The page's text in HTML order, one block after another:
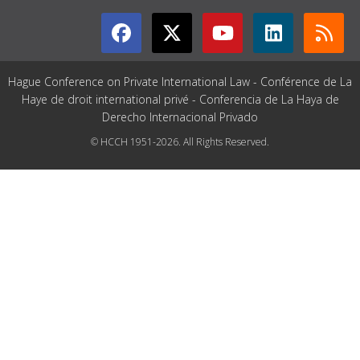
Hague Conference on Private International Law - Conférence de La
Haye de droit international privé - Conferencia de La Haya de
Derecho Internacional Privado
© HCCH 1951-2026. All Rights Reserved.